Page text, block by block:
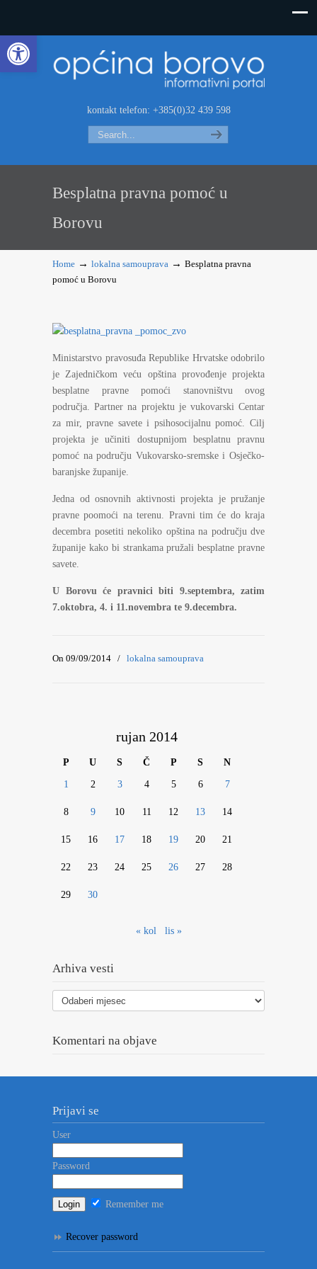
Open toolbar
kontakt telefon: +385(0)32 439 598
Besplatna pravna pomoć u
Borovu
Home → lokalna samouprava → Besplatna pravna
pomoć u Borovu
Ministarstvo pravosuđa Republike Hrvatske odobrilo
je Zajedničkom veću opština provođenje projekta
besplatne pravne pomoći stanovništvu ovog
područja. Partner na projektu je vukovarski Centar
za mir, pravne savete i psihosocijalnu pomoć. Cilj
projekta je učiniti dostupnijom besplatnu pravnu
pomoć na području Vukovarsko-sremske i Osječko-
baranjske županije.
Jedna od osnovnih aktivnosti projekta je pružanje
pravne poomoći na terenu. Pravni tim će do kraja
decembra posetiti nekoliko opština na području dve
županije kako bi strankama pružali besplatne pravne
savete.
U Borovu će pravnici biti 9.septembra, zatim
7.oktobra, 4. i 11.novembra te 9.decembra.
On 09/09/2014 / lokalna samouprava
rujan 2014
P U S Č P S N
1 2 3 4 5 6 7
8 9 10 11 12 13 14
15 16 17 18 19 20 21
22 23 24 25 26 27 28
29 30
« kol lis »
Arhiva vesti
Arhiva
vesti
Komentari na objave
Prijavi se
User
Password
Remember me
Recover password